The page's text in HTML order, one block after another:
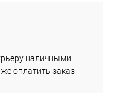
наличными
оплатить заказ